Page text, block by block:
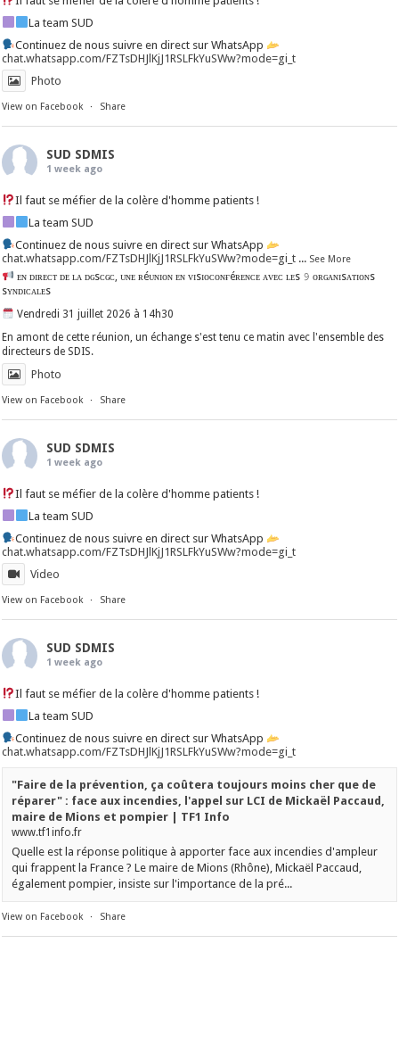
La team SUD
Continuez de nous suivre en direct sur WhatsApp
chat.whatsapp.com/FZTsDHJlKjJ1RSLFkYuSWw?mode=gi_t
Photo
View on Facebook · Share
SUD SDMIS
1 week ago
Il faut se méfier de la colère d'homme patients !
La team SUD
Continuez de nous suivre en direct sur WhatsApp
chat.whatsapp.com/FZTsDHJlKjJ1RSLFkYuSWw?mode=gi_t
ᴇɴ ᴅɪʀᴇᴄᴛ ᴅᴇ ʟᴀ ᴅɢsᴄɢᴄ, ᴜɴᴇ ʀéᴜɴɪᴏɴ ᴇɴ ᴠɪsɪᴏᴄᴏɴғéʀᴇɴᴄᴇ ᴀᴠᴇᴄ ʟᴇs 𝟿 ᴏʀɢᴀɴɪsᴀᴛɪᴏɴs
sʏɴᴅɪᴄᴀʟᴇs
Vendredi 31 juillet 2026 à 14h30
En amont de cette réunion, un échange s'est tenu ce matin avec l'ensemble des
directeurs de SDIS.
... See More
Photo
View on Facebook · Share
SUD SDMIS
1 week ago
Il faut se méfier de la colère d'homme patients !
La team SUD
Continuez de nous suivre en direct sur WhatsApp
chat.whatsapp.com/FZTsDHJlKjJ1RSLFkYuSWw?mode=gi_t
Video
View on Facebook · Share
SUD SDMIS
1 week ago
Il faut se méfier de la colère d'homme patients !
La team SUD
Continuez de nous suivre en direct sur WhatsApp
chat.whatsapp.com/FZTsDHJlKjJ1RSLFkYuSWw?mode=gi_t
"Faire de la prévention, ça coûtera toujours moins cher que de
réparer" : face aux incendies, l'appel sur LCI de Mickaël Paccaud,
maire de Mions et pompier | TF1 Info
www.tf1info.fr
Quelle est la réponse politique à apporter face aux incendies d'ampleur
qui frappent la France ? Le maire de Mions (Rhône), Mickaël Paccaud,
également pompier, insiste sur l'importance de la pré...
View on Facebook · Share